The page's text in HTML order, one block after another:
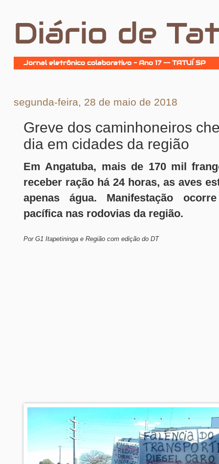
Diário de
Jornal eletrônico colaborativo - Ano 17 -- TATUÍ SP
segunda-feira, 28 de maio de 2018
Greve dos caminhoneiros
dia em cidades da região
Em Angatuba, mais de 170 mil
receber ração há 24 horas, as aves
apenas água. Manifestação
pacífica nas rodovias da região.
Por G1 Itapetininga e Região com edição do DT